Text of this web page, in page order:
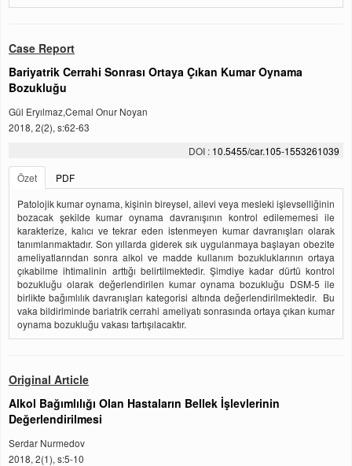
Case Report
Bariyatrik Cerrahi Sonrası Ortaya Çıkan Kumar Oynama
Bozukluğu
Gül Eryılmaz,Cemal Onur Noyan
2018, 2(2), s:62-63
DOI : 10.5455/car.105-1553261039
Özet
PDF
Patolojik kumar oynama, kişinin bireysel, ailevi veya mesleki işlevselliğinin
bozacak şekilde kumar oynama davranışının kontrol edilememesi ile
karakterize, kalıcı ve tekrar eden istenmeyen kumar davranışları olarak
tanımlanmaktadır. Son yıllarda giderek sık uygulanmaya başlayan obezite
ameliyatlarından sonra alkol ve madde kullanım bozukluklarının ortaya
çıkabilme ihtimalinin arttığı belirtilmektedir. Şimdiye kadar dürtü kontrol
bozukluğu olarak değerlendirilen kumar oynama bozukluğu DSM-5 ile
birlikte bağımlılık davranışları kategorisi altında değerlendirilmektedir. Bu
vaka bildiriminde bariatrik cerrahi ameliyatı sonrasında ortaya çıkan kumar
oynama bozukluğu vakası tartışılacaktır.
Original Article
Alkol Bağımlılığı Olan Hastaların Bellek İşlevlerinin
Değerlendirilmesi
Serdar Nurmedov
2018, 2(1), s:5-10